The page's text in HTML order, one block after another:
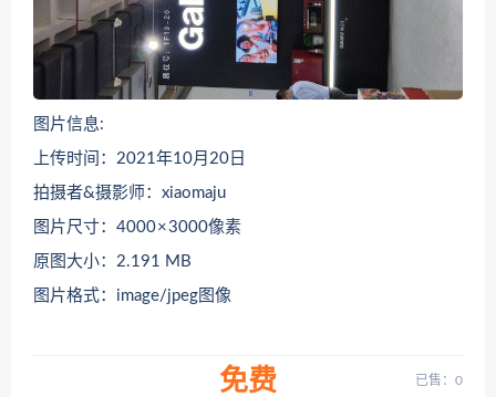
图片信息:
上传时间：2021年10月20日
拍摄者&摄影师：xiaomaju
图片尺寸：4000 × 3000像素
原图大小：2.191 MB
图片格式：image/jpeg图像
免费 已售：0